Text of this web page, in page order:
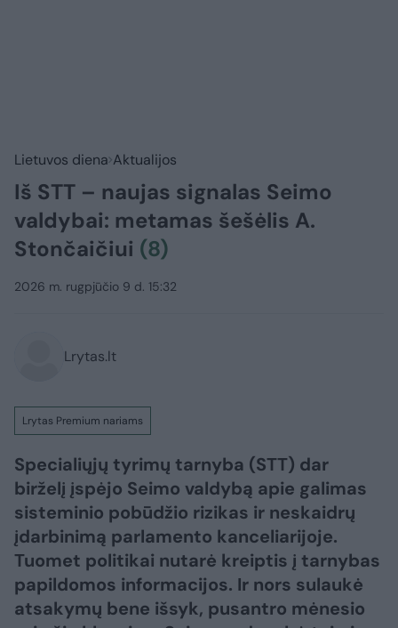
Lietuvos diena Aktualijos
Iš STT – naujas signalas Seimo
valdybai: metamas šešėlis A.
Stončaičiui (8)
2026 m. rugpjūčio 9 d. 15:32
Lrytas.lt
Lrytas Premium nariams
Specialiųjų tyrimų tarnyba (STT) dar
birželį įspėjo Seimo valdybą apie galimas
sisteminio pobūdžio rizikas ir neskaidrų
įdarbinimą parlamento kanceliarijoje.
Tuomet politikai nutarė kreiptis į tarnybas
papildomos informacijos. Ir nors sulaukė
atsakymų bene išsyk, pusantro mėnesio